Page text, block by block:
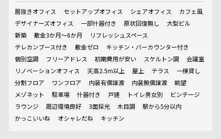
居抜きオフィス セットアップオフィス シェアオフィス
カフェ風
デザイナーズオフィス
一部什器付き 原状回復無し
大型ビル
新築
敷金3か月～6か月
リフレッシュスペース
テレカンブース付き
敷金ゼロ
キッチン・バーカウンター付き
個別空調
フリーアドレス 初期費用が安い スケルトン調
会議室
リノベーションオフィス
天高2.5m以上 屋上 テラス
一棟貸し
分割フロア
ワンフロア 内装有償譲渡 内装無償譲渡
眺望
メゾネット
駐車場 什器付き 戸建 トイレ男女別
ビンテージ
ラウンジ
周辺環境良好 3面採光 木目調
駅から5分以内
かっこいいね
オシャレだね キッチン